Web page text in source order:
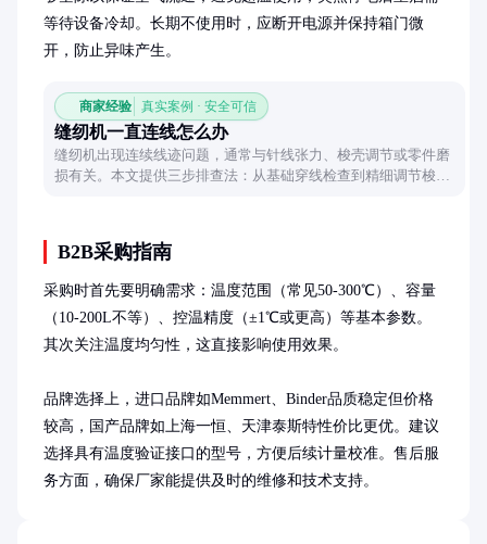
等待设备冷却。长期不使用时，应断开电源并保持箱门微
开，防止异味产生。
商家经验 真实案例 · 安全可信
缝纫机一直连线怎么办
缝纫机出现连续线迹问题，通常与针线张力、梭壳调节或零件磨
损有关。本文提供三步排查法：从基础穿线检查到精细调节梭
B2B采购指南
采购时首先要明确需求：温度范围（常见50-300℃）、容量
（10-200L不等）、控温精度（±1℃或更高）等基本参数。
其次关注温度均匀性，这直接影响使用效果。
品牌选择上，进口品牌如Memmert、Binder品质稳定但价格
较高，国产品牌如上海一恒、天津泰斯特性价比更优。建议
选择具有温度验证接口的型号，方便后续计量校准。售后服
务方面，确保厂家能提供及时的维修和技术支持。